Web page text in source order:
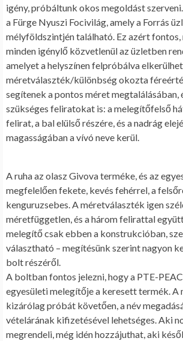
igény, próbáltunk okos megoldást
a Fürge Nyuszi Focivilág, amely a Forrás
mélyföldszintjén található. Ez azért
minden igénylő közvetlenül az üzletben
amelyet a helyszínen felpróbálva
méretválaszték/különbség okozta
segítenek a pontos méret megtalálásában,
szükséges feliratokat is: a melegítőfelső
felirat, a bal elülső részére, és a nadrág
magasságában a vívó neve kerül.
A ruha az olasz Givova terméke, és az
megfelelően fekete, kevés fehérrel, a
kenguruzsebes. A méretválaszték igen
méretfüggetlen, és a három felirattal
melegítő csak ebben a konstrukcióban,
választható – megítésünk szerint nagyon
bolt részéről.
A boltban fontos jelezni, hogy a PTE-
egyesületi melegítője a keresett termék. A
kizárólag próbát követően, a név
vételárának kifizetésével lehetséges. Aki
megrendeli, még idén hozzájuthat, aki